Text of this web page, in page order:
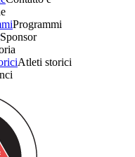
Programmi
Sponsor
Atleti storici